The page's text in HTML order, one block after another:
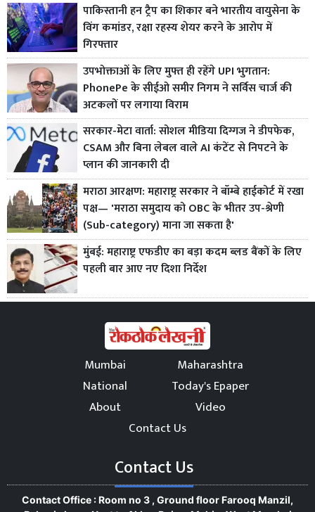
पाकिस्तानी हन ट्रैप का शिकार बने भारतीय वायुसेना के
विंग कमांडर, रक्षा रहस्य शेयर करने के आरोप में
गिरफ्तार
उपभोक्ताओं के लिए मुफ्त ही रहेंगे UPI भुगतान:
PhonePe के सीईओ समीर निगम ने सर्विस चार्ज की
अटकलों पर लगाया विराम
सरकार-मेटा वार्ता: सोशल मीडिया दिग्गज ने डीपफेक,
CSAM और बिना लेबल वाले AI कंटेंट से निपटने के
प्लान की जानकारी दी
मराठा आरक्षण: महाराष्ट्र सरकार ने बॉम्बे हाईकोर्ट में रखा
पक्ष— 'मराठा समुदाय को OBC के भीतर उप-श्रेणी
(Sub-category) माना जा सकता है'
मुंबई: महाराष्ट्र एफडीए का बड़ा कदम ब्लड बैंकों के लिए
पहली बार आए नए दिशा निर्देश
Mumbai
Maharashtra
National
Today's Epaper
About
Video
Contact Us
Contact Us
Contact Office : Room no 3 , Ground floor Farooq Manzil,